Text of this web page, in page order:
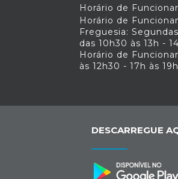
Horário de
Horário de
Freguesia:
das 10h30 às 13h -
Horário de
às 12h30 - 17h às 19h
DESCARREGUE